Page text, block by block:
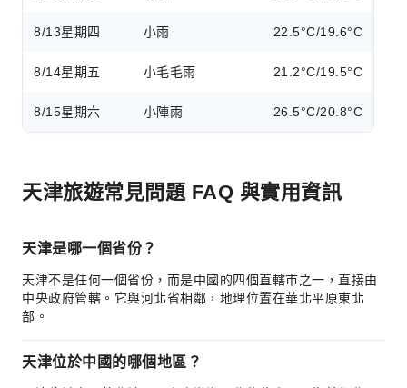
8/13星期四 小雨 22.5°C/19.6°C
8/14星期五 小毛毛雨 21.2°C/19.5°C
8/15星期六 小陣雨 26.5°C/20.8°C
天津旅遊常見問題 FAQ 與實用資訊
天津是哪一個省份？
天津不是任何一個省份，而是中國的四個直轄市之一，直接由
中央政府管轄。它與河北省相鄰，地理位置在華北平原東北
部。
天津位於中國的哪個地區？